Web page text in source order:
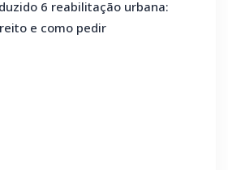
6 reabilitação urbana:
e como pedir